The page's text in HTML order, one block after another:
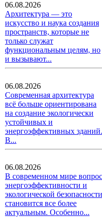
06.08.2026
Архитектура — это
искусство и наука создания
пространств, которые не
только служат
функциональным целям, но
и вызывают...
06.08.2026
Современная архитектура
всё больше ориентирована
на создание экологически
устойчивых и
энергоэффективных зданий.
В...
06.08.2026
В современном мире вопрос
энергоэффективности и
экологической безопасности
становится все более
актуальным. Особенно...